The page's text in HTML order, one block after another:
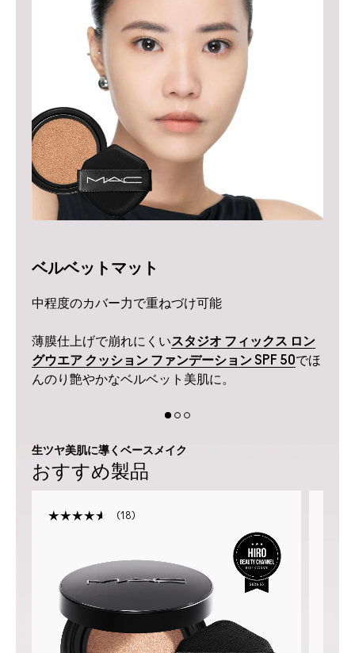
ベルベットマット
中程度のカバー力で重ねづけ可能
薄膜仕上げで崩れにくいスタジオ フィックス ロン
グウエア クッション ファンデーション SPF 50でほ
んのり艶やかなベルベット美肌に。
生ツヤ美肌に導くベースメイク
おすすめ製品
18